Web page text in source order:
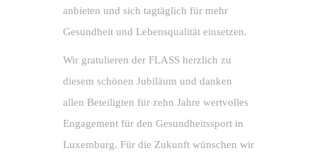
anbieten und sich tagtäglich für mehr
Gesundheit und Lebensqualität einsetzen.
Wir gratulieren der FLASS herzlich zu
diesem schönen Jubiläum und danken
allen Beteiligten für zehn Jahre wertvolles
Engagement für den Gesundheitssport in
Luxemburg. Für die Zukunft wünschen wir